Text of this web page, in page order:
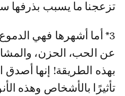
تزعجنا ما يسبب بذرفها
3* أما أشهرها فهي
عن الحب، الحزن،
بهذه الطريقة! إنها أصدق
تأثيرًا بالأشخاص وهذه